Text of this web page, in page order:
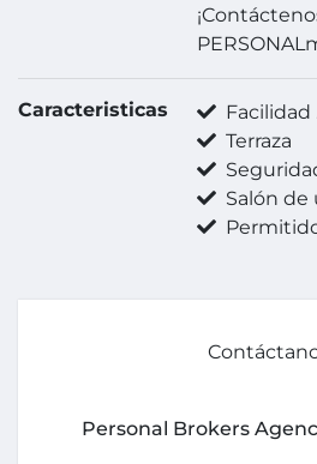
Caracteristicas Facilidad para estacionarse
Terraza
Seguridad 24
Salón de usos
Permitido
Personal Brokers